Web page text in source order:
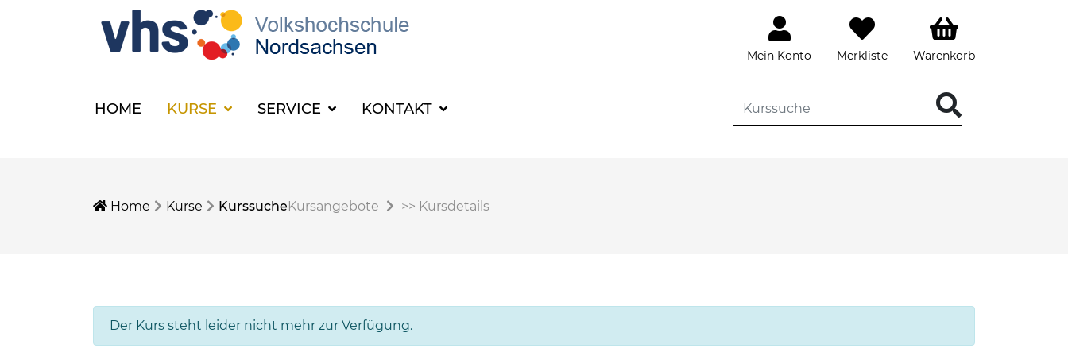
Mein Konto Merkliste Warenkorb
HOME KURSE SERVICE KONTAKT
Home Kurse KurssucheKursangebote >> Kursdetails
Der Kurs steht leider nicht mehr zur Verfügung.